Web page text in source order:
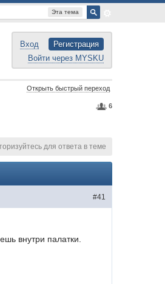
Эта тема
Вход
Регистрация
Войти через MYSKU
Открыть быстрый переход
6
для ответа в теме
#41
внутри палатки.